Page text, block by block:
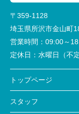
〒359-1128
埼玉県所沢市金山町
営業時間： 09:00～
定休日： 水曜日（不
トップページ
スタッフ